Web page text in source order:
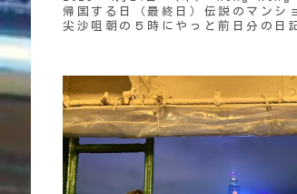
帰国する日（最終日）伝説のマン
尖沙咀朝の５時にやっと前日分の日